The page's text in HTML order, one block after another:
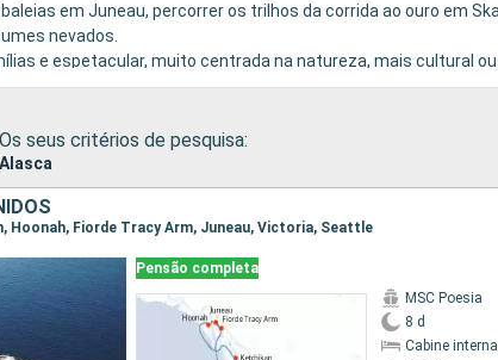
em Juneau, percorrer os trilhos da corrida ao ouro em
nevados.
e espetacular, muito centrada na natureza, mais cultural
Os seus critérios de pesquisa:
Alasca
Hoonah, Fiorde Tracy Arm, Juneau, Victoria, Seattle
Pensão completa
MSC Poesia
8 d
Cabine interna